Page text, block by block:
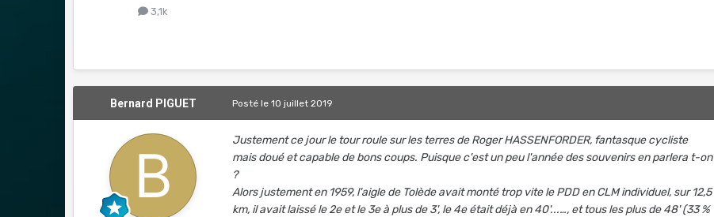
3,1k
Bernard PIGUET Postéle 10 juillet 2019
Justement ce jour le tour roule sur les terres de Roger HASSENFORDER, fantasque cycliste
mais doué et capable de bons coups. Puisque c'est un peu l'année des souvenirs en parlera t-on
?
Alors justement en 1959, l'aigle de Tolède avait monté trop vite le PDD en CLM individuel, sur 12,5
km, il avait laissé le 2e et le 3e à plus de 3', le 4e était déjà en 40'...…, et tous les plus de 48' (33 %